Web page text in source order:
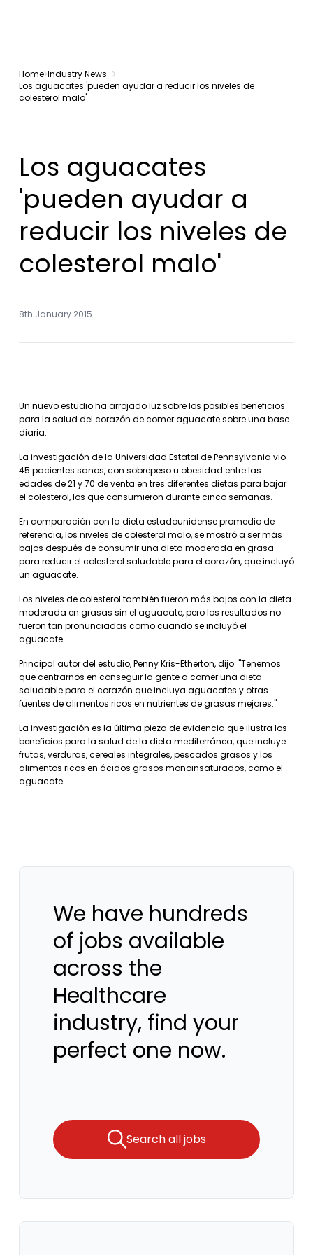
Home Industry News
Los aguacates 'pueden ayudar a reducir los niveles de
colesterol malo'
Los aguacates
'pueden ayudar a
reducir los niveles de
colesterol malo'
8th January 2015
Un nuevo estudio ha arrojado luz sobre los posibles beneficios
para la salud del corazón de comer aguacate sobre una base
diaria.
La investigación de la Universidad Estatal de Pennsylvania vio
45 pacientes sanos, con sobrepeso u obesidad entre las
edades de 21 y 70 de venta en tres diferentes dietas para bajar
el colesterol, los que consumieron durante cinco semanas.
En comparación con la dieta estadounidense promedio de
referencia, los niveles de colesterol malo, se mostró a ser más
bajos después de consumir una dieta moderada en grasa
para reducir el colesterol saludable para el corazón, que incluyó
un aguacate.
Los niveles de colesterol también fueron más bajos con la dieta
moderada en grasas sin el aguacate, pero los resultados no
fueron tan pronunciadas como cuando se incluyó el
aguacate.
Principal autor del estudio, Penny Kris-Etherton, dijo: "Tenemos
que centrarnos en conseguir la gente a comer una dieta
saludable para el corazón que incluya aguacates y otras
fuentes de alimentos ricos en nutrientes de grasas mejores."
La investigación es la última pieza de evidencia que ilustra los
beneficios para la salud de la dieta mediterránea, que incluye
frutas, verduras, cereales integrales, pescados grasos y los
alimentos ricos en ácidos grasos monoinsaturados, como el
aguacate.
We have hundreds
of jobs available
across the
Healthcare
industry, find your
perfect one now.
Search all jobs